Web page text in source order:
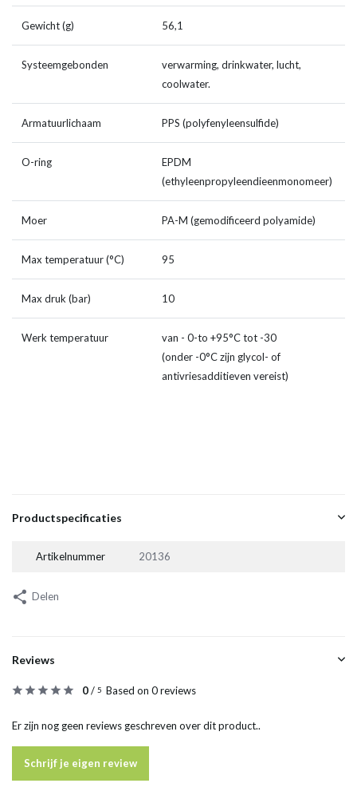
Gewicht (g) 56,1
Systeemgebonden
verwarming, drinkwater, lucht,
coolwater.
Armatuurlichaam PPS (polyfenyleensulfide)
O-ring
EPDM
(ethyleenpropyleendieenmonomeer)
Moer PA-M (gemodificeerd polyamide)
Max temperatuur (°C) 95
Max druk (bar) 10
Werk temperatuur
van - 0-to +95°C tot -30
(onder -0°C zijn glycol- of
antivriesadditieven vereist)
Productspecificaties
Artikelnummer 20136
Delen
Reviews
0/ 5 Based on 0 reviews
Er zijn nog geen reviews geschreven over dit product..
Schrijf je eigen review